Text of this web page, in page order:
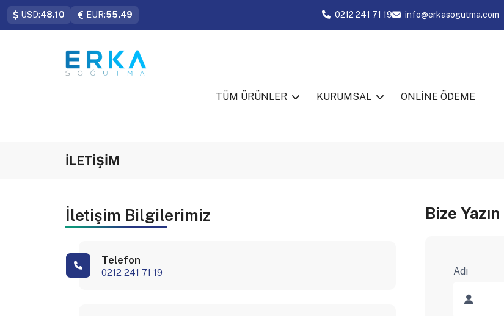
USD:48.10 EUR:55.49 0212 241 71 19 info@erkasogutma.com
TÜM ÜRÜNLER KURUMSAL ONLİNE ÖDEME
İLETİŞİM
İletişim Bilgilerimiz
Telefon
0212 241 71 19
Bize Yazın
Adı